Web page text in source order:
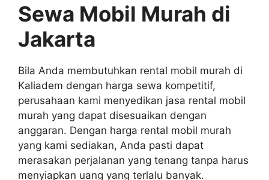
Sewa Mobil Murah di
Jakarta
Bila Anda membutuhkan rental mobil murah di
Kaliadem dengan harga sewa kompetitif,
perusahaan kami menyedikan jasa rental mobil
murah yang dapat disesuaikan dengan
anggaran. Dengan harga rental mobil murah
yang kami sediakan, Anda pasti dapat
merasakan perjalanan yang tenang tanpa harus
menyiapkan uang yang terlalu banyak.